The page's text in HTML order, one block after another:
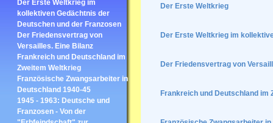
Der Erste Weltkrieg im
kollektiven Gedächtnis der
Deutschen und der Franzosen
Der Friedensvertrag von
Versailles. Eine Bilanz
Frankreich und Deutschland im
Zweitem Weltkrieg
Französische Zwangsarbeiter in
Deutschland 1940-45
1945 - 1963: Deutsche und
Franzosen - Von der
Der Erste Weltkrieg
Der Erste Weltkrieg im
Der Friedensvertrag von
Frankreich und Deutschland im